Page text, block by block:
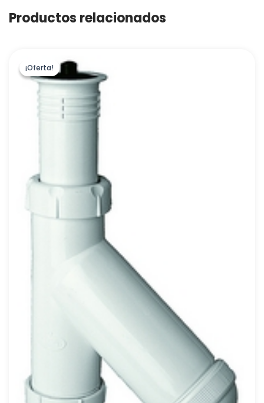
Productos relacionados
¡Oferta!
¡Oferta!